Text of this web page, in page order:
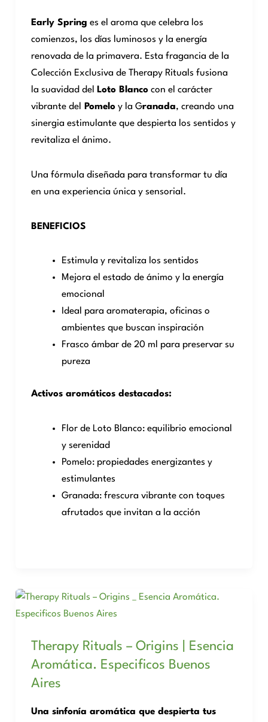
Early Spring es el aroma que celebra los
comienzos, los días luminosos y la energía
renovada de la primavera. Esta fragancia de la
Colección Exclusiva de Therapy Rituals fusiona
la suavidad del
Loto Blancocon el carácter
vibrante del
Pomeloy la Granada, creando una
sinergia estimulante que despierta los sentidos y
revitaliza el ánimo.
Una fórmula diseñada para transformar tu día
en una experiencia única y sensorial.
BENEFICIOS
Estimula y revitaliza los sentidos
Mejora el estado de ánimo y la energía
emocional
Ideal para aromaterapia, oficinas o
ambientes que buscan inspiración
Frasco ámbar de 20 ml para preservar su
pureza
Activos aromáticos destacados:
Flor de Loto Blanco: equilibrio emocional
y serenidad
Pomelo: propiedades energizantes y
estimulantes
Granada: frescura vibrante con toques
afrutados que invitan a la acción
Therapy Rituals – Origins | Esencia
Aromática. Especificos Buenos
Aires
Una sinfonía aromática que despierta tus